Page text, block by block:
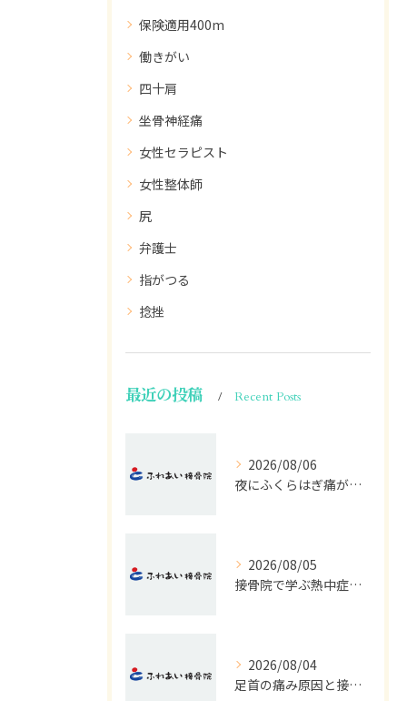
保険適用400m
働きがい
四十肩
坐骨神経痛
女性セラピスト
女性整体師
尻
弁護士
指がつる
捻挫
最近の投稿 Recent Posts
2026/08/06
夜にふくらはぎ痛がつらい原因と対処法
2026/08/05
接骨院で学ぶ熱中症の早期発見サイン
2026/08/04
足首の痛み原因と接骨院の対処法